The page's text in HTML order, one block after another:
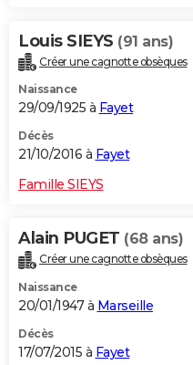
Louis SIEYS (91 ans)
Créer une cagnotte obsèques
Naissance
29/09/1925 à Fayet
Décès
21/10/2016 à Fayet
Famille SIEYS
Alain PUGET (68 ans)
Créer une cagnotte obsèques
Naissance
20/01/1947 à Marseille
Décès
17/07/2015 à Fayet